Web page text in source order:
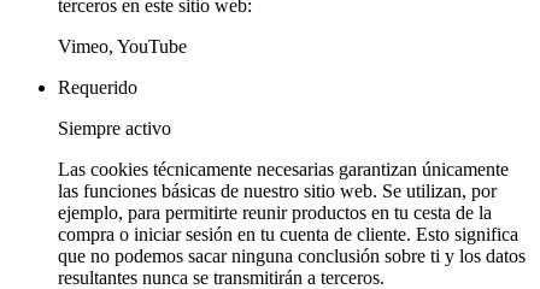
terceros en este sitio web:
Vimeo, YouTube
Requerido
Siempre activo
Las cookies técnicamente necesarias garantizan únicamente
las funciones básicas de nuestro sitio web. Se utilizan, por
ejemplo, para permitirte reunir productos en tu cesta de la
compra o iniciar sesión en tu cuenta de cliente. Esto significa
que no podemos sacar ninguna conclusión sobre ti y los datos
resultantes nunca se transmitirán a terceros.